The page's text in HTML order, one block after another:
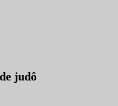
judô